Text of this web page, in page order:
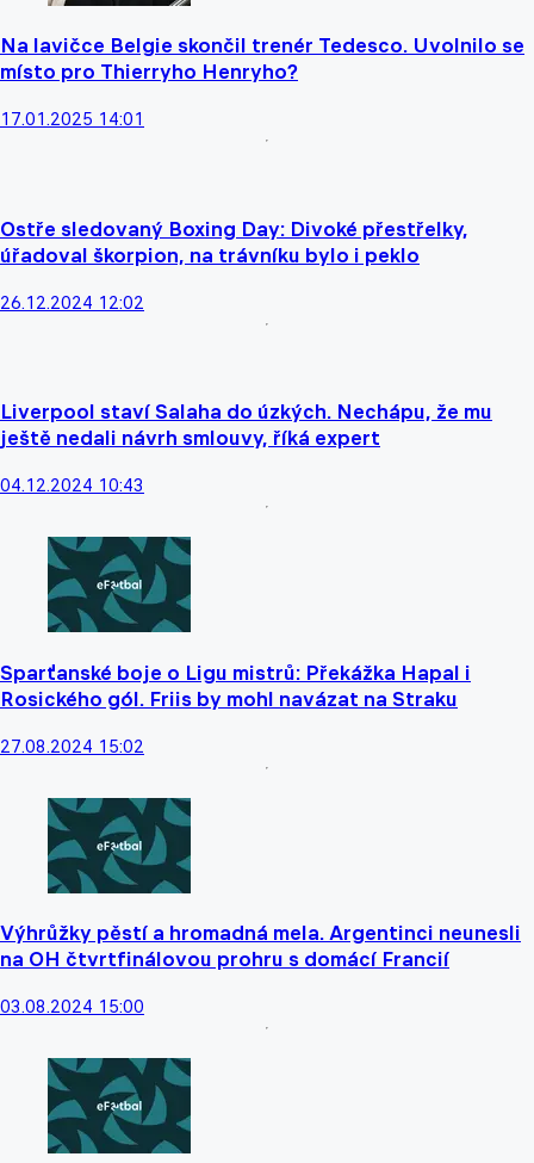
Na lavičce Belgie skončil trenér Tedesco. Uvolnilo se
místo pro Thierryho Henryho?
17.01.2025 14:01
Ostře sledovaný Boxing Day: Divoké přestřelky,
úřadoval škorpion, na trávníku bylo i peklo
26.12.2024 12:02
Liverpool staví Salaha do úzkých. Nechápu, že mu
ještě nedali návrh smlouvy, říká expert
04.12.2024 10:43
Sparťanské boje o Ligu mistrů: Překážka Hapal i
Rosického gól. Friis by mohl navázat na Straku
27.08.2024 15:02
Výhrůžky pěstí a hromadná mela. Argentinci neunesli
na OH čtvrtfinálovou prohru s domácí Francií
03.08.2024 15:00